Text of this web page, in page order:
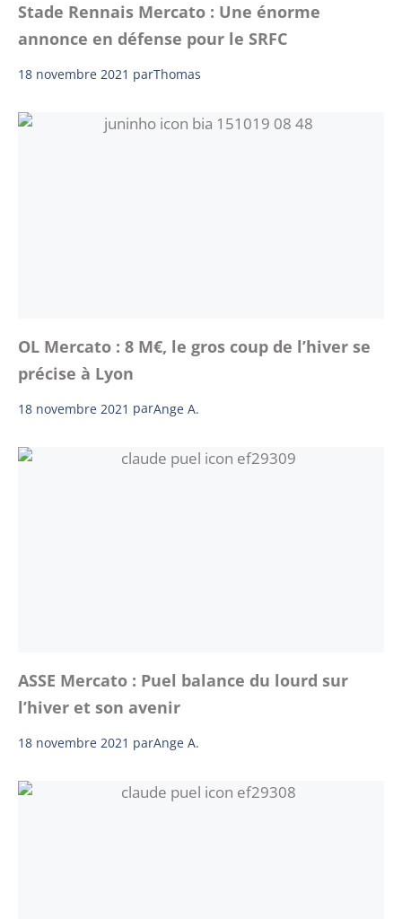
Stade Rennais Mercato : Une énorme
annonce en défense pour le SRFC
18 novembre 2021 parThomas
OL Mercato : 8 M€, le gros coup de l’hiver se
précise à Lyon
18 novembre 2021 parAnge A.
ASSE Mercato : Puel balance du lourd sur
l’hiver et son avenir
18 novembre 2021 parAnge A.